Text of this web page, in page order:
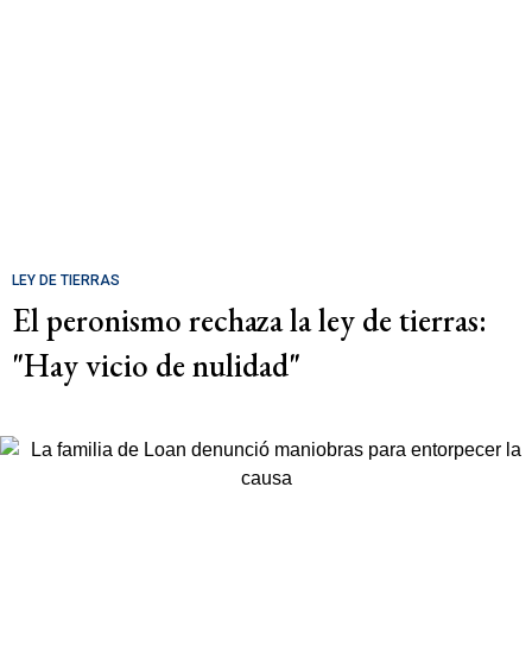
LEY DE TIERRAS
El peronismo rechaza la ley de tierras:
"Hay vicio de nulidad"